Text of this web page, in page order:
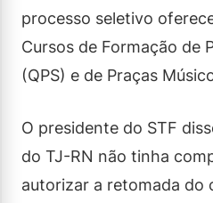
processo seletivo
Cursos de Formação de
(QPS) e de Praças
O presidente do STF
do TJ-RN não tinha
autorizar a retomada do